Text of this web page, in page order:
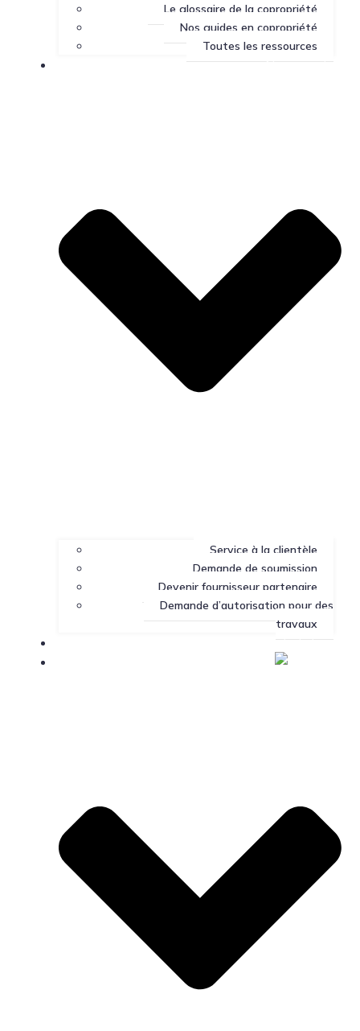
Le glossaire de la copropriété
Nos guides en copropriété
Toutes les ressources
Nous joindre
Service à la clientèle
Demande de soumission
Devenir fournisseur partenaire
Demande d’autorisation pour des
travaux
Portail client